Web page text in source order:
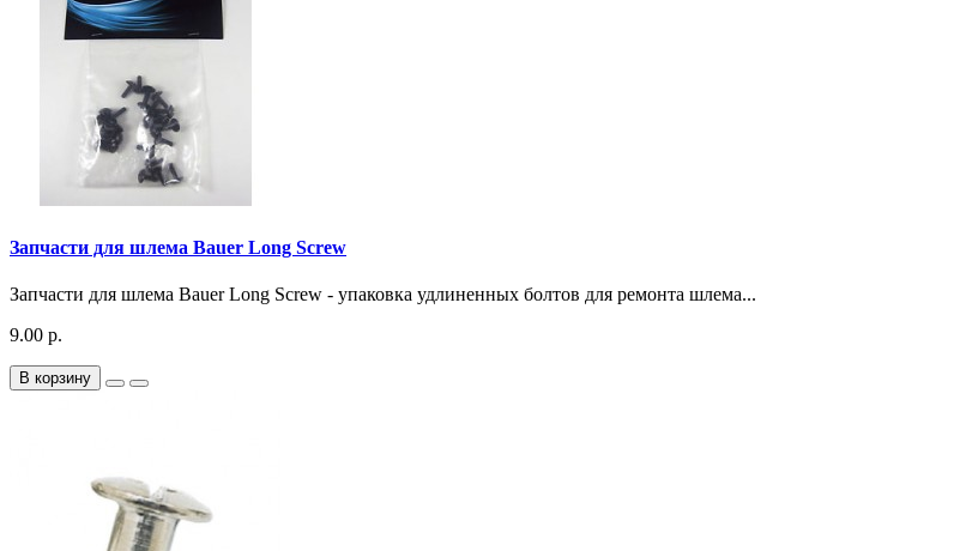
Запчасти для шлема Bauer Long Screw
Запчасти для шлема Bauer Long Screw - упаковка удлиненных болтов для ремонта шлема...
9.00 р.
В корзину